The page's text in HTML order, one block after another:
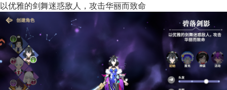
以优雅的剑舞迷惑敌人，攻击华丽而致命